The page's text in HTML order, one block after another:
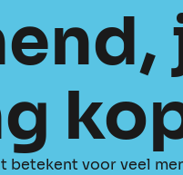
betekent voor veel